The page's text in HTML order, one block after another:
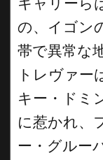
の、イゴン
帯で異常な
トレヴァー
キー・ドミ
に惹かれ、
ー・グルー